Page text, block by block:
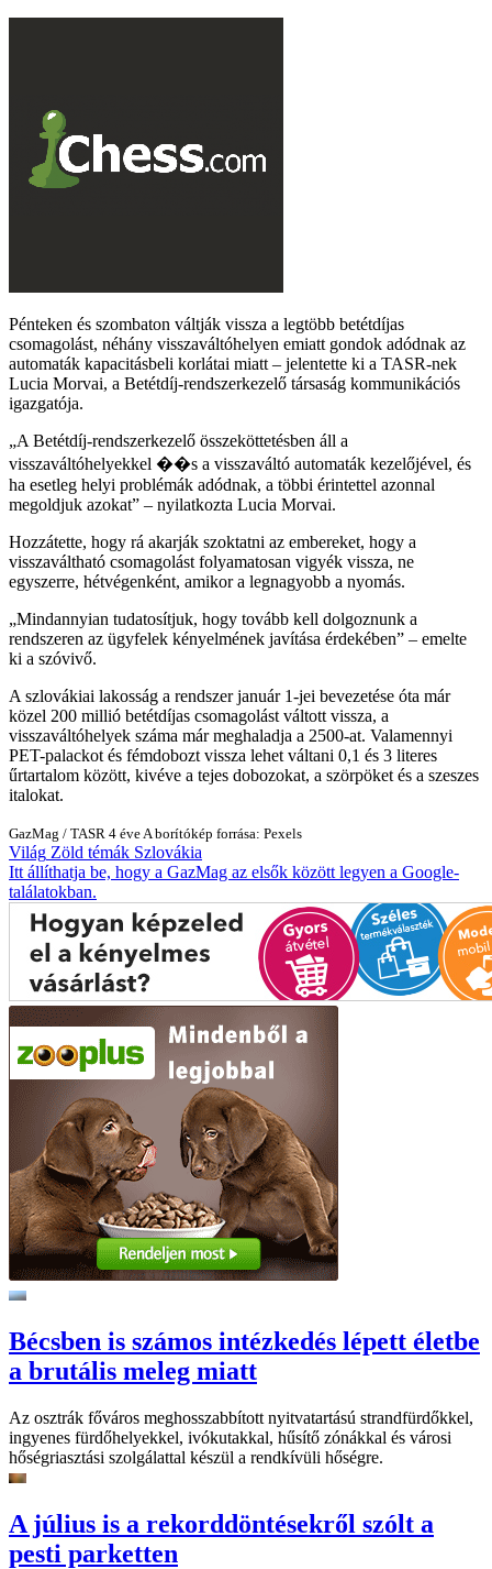
Pénteken és szombaton váltják vissza a legtöbb betétdíjas
csomagolást, néhány visszaváltóhelyen emiatt gondok adódnak az
automaták kapacitásbeli korlátai miatt – jelentette ki a TASR-nek
Lucia Morvai, a Betétdíj-rendszerkezelő társaság kommunikációs
igazgatója.
A Betétdíj-rendszerkezelő összeköttetésben áll a
visszaváltóhelyekkel ��s a visszaváltó automaták kezelőjével, és
ha esetleg helyi problémák adódnak, a többi érintettel azonnal
megoldjuk azokat
– nyilatkozta Lucia Morvai.
Hozzátette, hogy rá akarják szoktatni az embereket, hogy a
visszaváltható csomagolást folyamatosan vigyék vissza, ne
egyszerre, hétvégenként, amikor a legnagyobb a nyomás.
Mindannyian tudatosítjuk, hogy tovább kell dolgoznunk a
rendszeren az ügyfelek kényelmének javítása érdekében
– emelte
ki a szóvivő.
A szlovákiai lakosság a rendszer január 1-jei bevezetése óta már
közel 200 millió betétdíjas csomagolást váltott vissza, a
visszaváltóhelyek száma már meghaladja a 2500-at. Valamennyi
PET-palackot és fémdobozt vissza lehet váltani 0,1 és 3 literes
űrtartalom között, kivéve a tejes dobozokat, a szörpöket és a szeszes
italokat.
GazMag / TASR 4 éve A borítókép forrása: Pexels
Világ Zöld témák Szlovákia
Itt állíthatja be, hogy a GazMag az elsők között legyen a Google-
találatokban.
Bécsben is számos intézkedés lépett életbe
a brutális meleg miatt
Az osztrák főváros meghosszabbított nyitvatartású strandfürdőkkel,
ingyenes fürdőhelyekkel, ivókutakkal, hűsítő zónákkal és városi
hőségriasztási szolgálattal készül a rendkívüli hőségre.
A július is a rekorddöntésekről szólt a
pesti parketten